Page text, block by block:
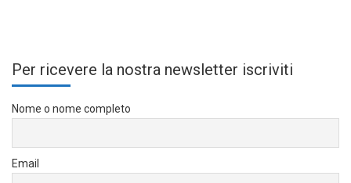
Per ricevere la nostra newsletter iscriviti
Nome o nome completo
Email